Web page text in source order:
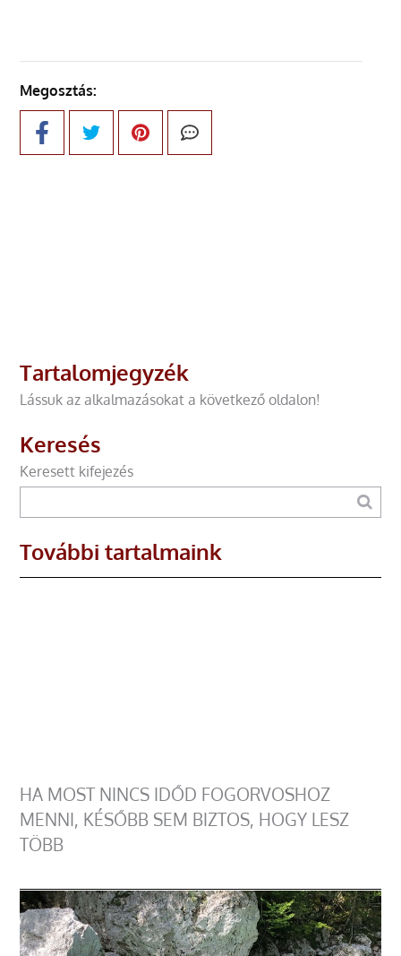
Megosztás:
Tartalomjegyzék
Lássuk az alkalmazásokat a következő oldalon!
Keresés
Keresett kifejezés
További tartalmaink
HA MOST NINCS IDŐD FOGORVOSHOZ
MENNI, KÉSŐBB SEM BIZTOS, HOGY LESZ
TÖBB